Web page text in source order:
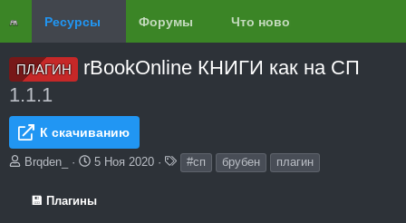
Ресурсы Форумы Что нового?
ПЛАГИН
rBookOnline КНИГИ как на СП
1.1.1
К скачиванию
А
Brqden_
Д
а
5 Ноя 2020
е
#сп брубен плагин
💾 Плагины